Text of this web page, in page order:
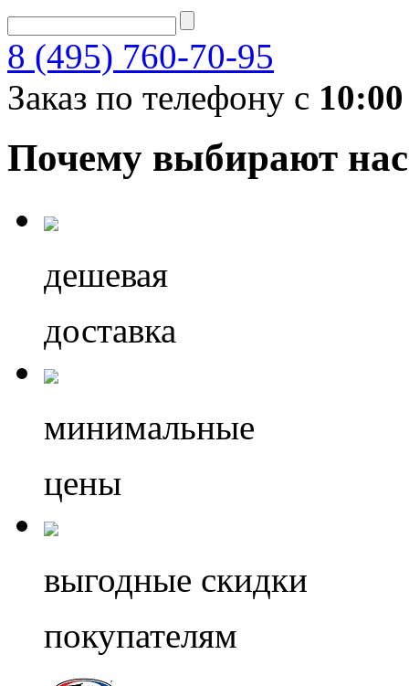
8 (495) 760-70-95
Заказ по телефону с 10:00
Почему выбирают нас
дешевая
доставка
минимальные
цены
выгодные скидки
покупателям